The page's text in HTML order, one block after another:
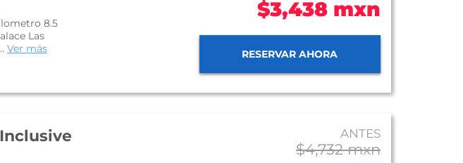
8.5
Las
Ver más
$3,438 mxn
RESERVAR AHORA
ANTES
$4,732 mxn